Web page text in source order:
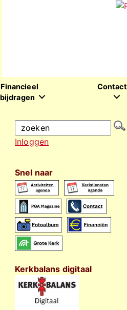
Financieel
bijdragen
Contact
Inloggen
Snel naar
Kerkbalans digitaal